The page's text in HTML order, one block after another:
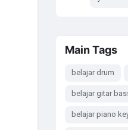
Main Tags
belajar drum
belajar gitar
belajar piano